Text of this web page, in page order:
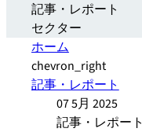
記事・レポート
セクター
ホーム
chevron_right
記事・レポート
07 5月 2025
記事・レポート